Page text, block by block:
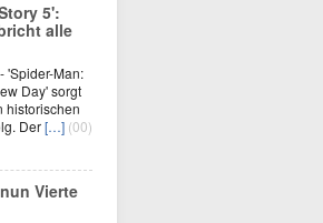
5':
alle
'Spider-Man:
Day' sorgt
historischen
Der[…] (00)
Vierte